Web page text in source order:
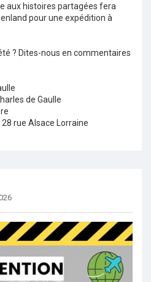
aux histoires partagées fera
pour une expédition à
? Dites-nous en commentaires
de Gaulle
rue Alsace Lorraine